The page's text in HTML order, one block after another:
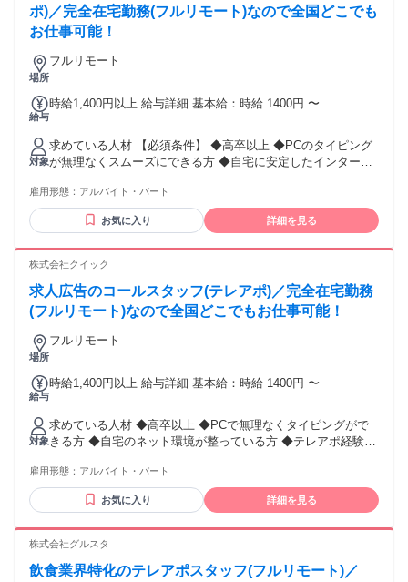
ポ)／完全在宅勤務(フルリモート)なので全国どこでも
お仕事可能！
場所
フルリモート
給与
時給1,400円以上 給与詳細 基本給：時給 1400円 〜
対象
求めている人材 【必須条件】 ◆高卒以上 ◆PCのタイピング
が無理なくスムーズにできる方 ◆自宅に安定したインターネ
験がある方 ・営業経験（業界不問・年数不問） ・アウトバウ
ンドのテレアポ・コールセンター経験 ・カスタマーサクセ
ス・カスタマーサポート・インサイドセールスの経験 【歓迎
派遣など）での勤務経験 ◆目標や建値を追いかけることが好
雇用形態： アルバイト・パート
お気に入り 詳細を見る
株式会社クイック
求人広告のコールスタッフ(テレアポ)／完全在宅勤務
(フルリモート)なので全国どこでもお仕事可能！
場所
フルリモート
給与
時給1,400円以上 給与詳細 基本給：時給 1400円 〜
対象
求めている人材 ◆高卒以上 ◆PCで無理なくタイピングがで
きる方 ◆自宅のネット環境が整っている方 ◆テレアポ経験者
スタマーサクセス・カスタマーサポート・インサイドセール
ス経験者も大歓迎！ ◆求人広告・人材紹介・人材派遣などの
人材業界経験者も大歓迎！ ◆達成に向けてチームで頑張るこ
雇用形態： アルバイト・パート
お気に入り 詳細を見る
株式会社グルスタ
飲食業界特化のテレアポスタッフ(フルリモート)／